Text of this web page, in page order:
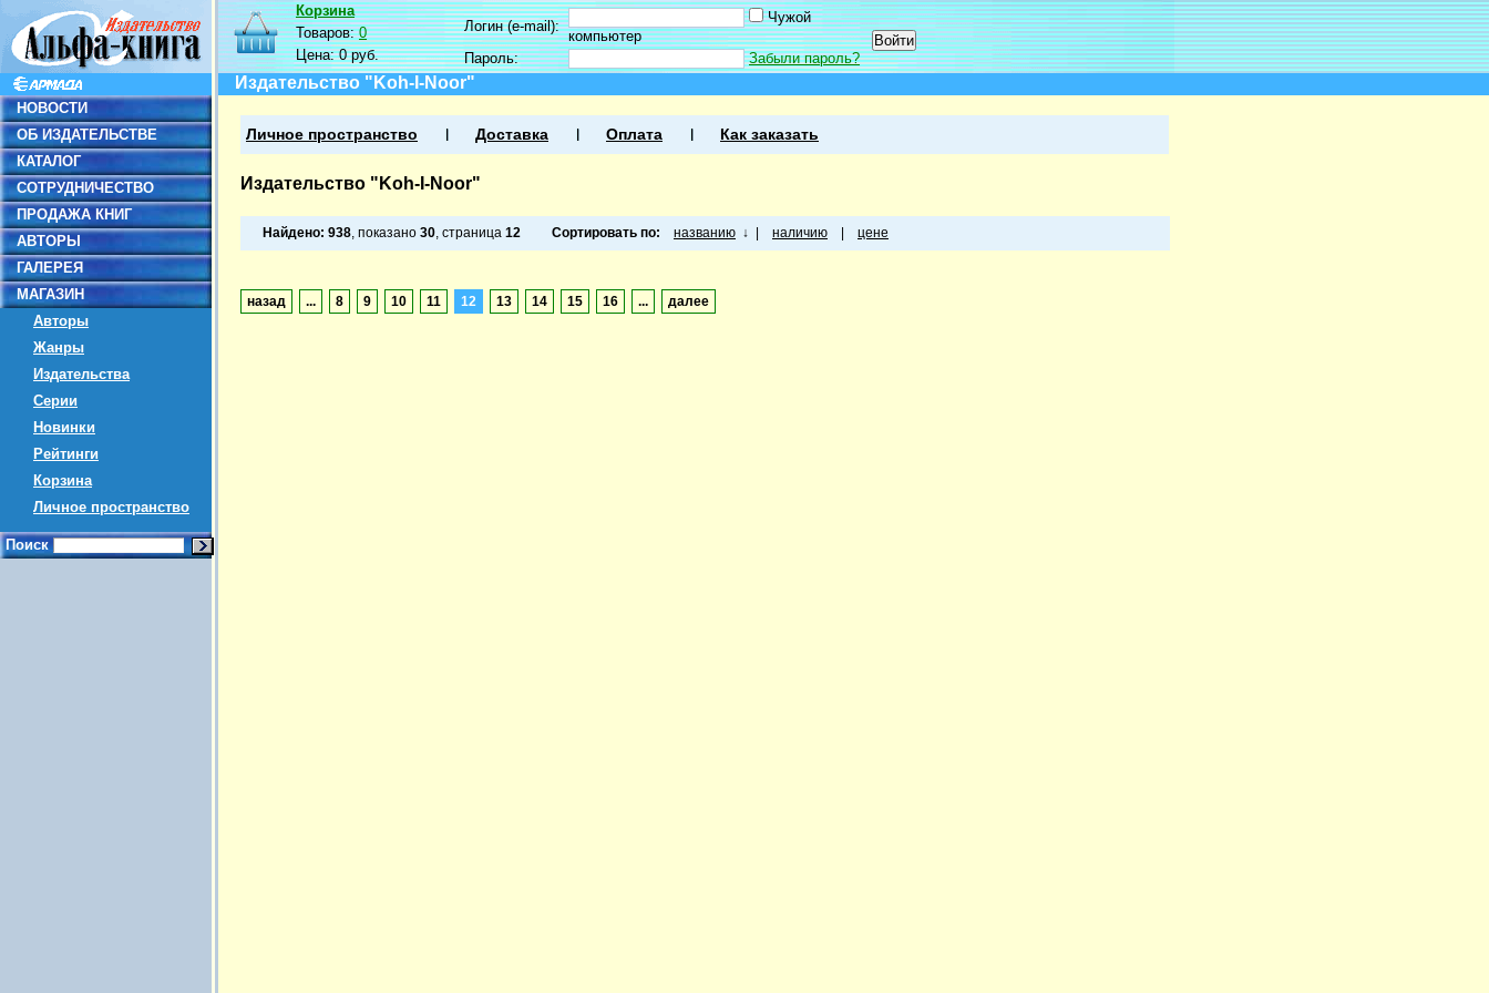
НОВОСТИ
ОБ ИЗДАТЕЛЬСТВЕ
КАТАЛОГ
СОТРУДНИЧЕСТВО
ПРОДАЖА КНИГ
АВТОРЫ
ГАЛЕРЕЯ
МАГАЗИН
Авторы
Жанры
Издательства
Серии
Новинки
Рейтинги
Корзина
Личное пространство
Поиск
Корзина
Товаров:0
Цена:0 руб.
Логин (e-mail):
Чужой
компьютер
Пароль:
Забыли пароль?
Издательство "Koh-I-Noor"
Личное пространство Доставка Оплата Как заказать
Издательство "Koh-I-Noor"
Найдено: 938, показано 30, страница 12 Сортировать по: названию ↓ наличию цене
назад ... 8 9 10 11 12 13 14 15 16 ... далее